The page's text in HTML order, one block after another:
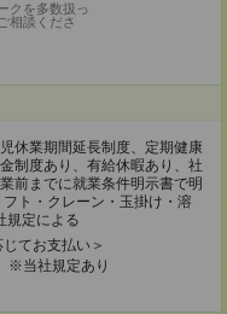
クを多数扱っ
相談くださ
休業期間延長制度、定期健康
制度あり、有給休暇あり、社
前までに就業条件明示書で明
ト・クレーン・玉掛け・溶
規定による
てお支払い＞
※当社規定あり